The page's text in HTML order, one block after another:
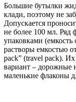
Большие бутылки
клади, поэтому не
Допускается
не более 100 мл. Ряд
упаковками
растворы емкостью
pack” (travel pack).
вариант – дорожные
маленькие флаконы